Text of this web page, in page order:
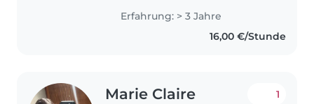
Betreuerin mit 3 Jahren
Erfahrung in der
Kinderbetreuung, von Babys bis
Erfahrung: > 3 Jahre
16,00 €/Stunde
Marie Claire 1